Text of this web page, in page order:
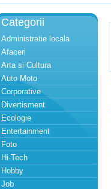
Categorii
Administratie locala
Afaceri
Arta si Cultura
Auto Moto
Corporative
Divertisment
Ecologie
Entertainment
Foto
Hi-Tech
Hobby
Job